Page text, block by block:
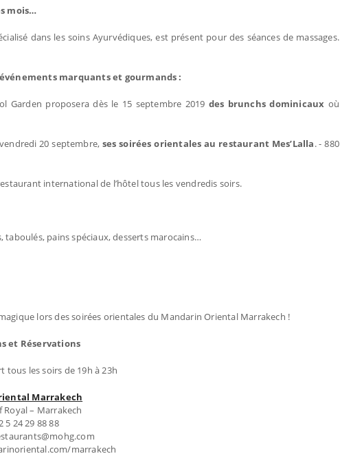
mois…
dans les soins Ayurvédiques, est présent pour des séances de massages.
marquants et gourmands :
Garden proposera dès le 15 septembre 2019 des brunchs dominicaux où
20 septembre, ses soirées orientales au restaurant Mes’Lalla. - 880
international de l’hôtel tous les vendredis soirs.
pains spéciaux, desserts marocains…
lors des soirées orientales du Mandarin Oriental Marrakech !
et Réservations
tous les soirs de 19h à 23h
Marrakech
Royal – Marrakech
5 24 29 88 88
marrakech